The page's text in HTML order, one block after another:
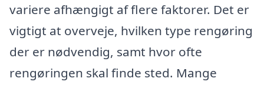
variere afhængigt af flere faktorer. Det er
vigtigt at overveje, hvilken type rengøring
der er nødvendig, samt hvor ofte
rengøringen skal finde sted. Mange